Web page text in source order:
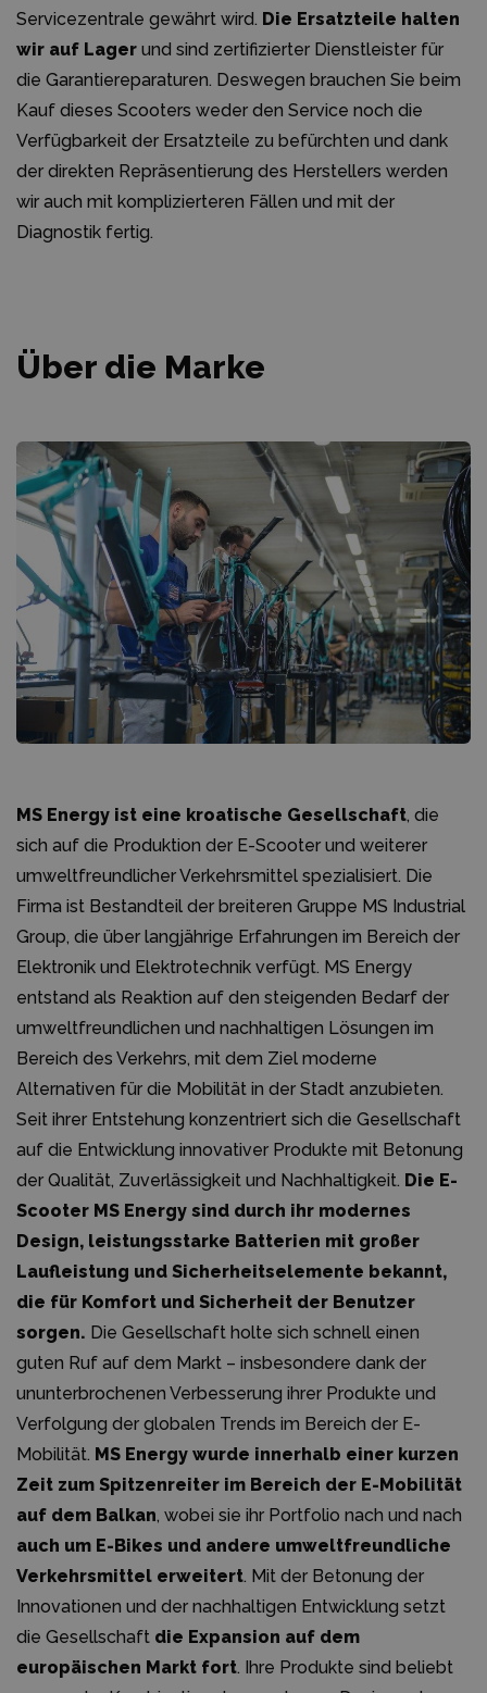
Servicezentrale gewährt wird. Die Ersatzteile halten
wir auf Lager und sind zertifizierter Dienstleister für
die Garantiereparaturen. Deswegen brauchen Sie beim
Kauf dieses Scooters weder den Service noch die
Verfügbarkeit der Ersatzteile zu befürchten und dank
der direkten Repräsentierung des Herstellers werden
wir auch mit komplizierteren Fällen und mit der
Diagnostik fertig.
Über die Marke
MS Energy ist eine kroatische Gesellschaft, die
sich auf die Produktion der E-Scooter und weiterer
umweltfreundlicher Verkehrsmittel spezialisiert. Die
Firma ist Bestandteil der breiteren Gruppe MS Industrial
Group, die über langjährige Erfahrungen im Bereich der
Elektronik und Elektrotechnik verfügt. MS Energy
entstand als Reaktion auf den steigenden Bedarf der
umweltfreundlichen und nachhaltigen Lösungen im
Bereich des Verkehrs, mit dem Ziel moderne
Alternativen für die Mobilität in der Stadt anzubieten.
Seit ihrer Entstehung konzentriert sich die Gesellschaft
auf die Entwicklung innovativer Produkte mit Betonung
der Qualität, Zuverlässigkeit und Nachhaltigkeit. Die E-
Scooter MS Energy sind durch ihr modernes
Design, leistungsstarke Batterien mit großer
Laufleistung und Sicherheitselemente bekannt,
die für Komfort und Sicherheit der Benutzer
sorgen. Die Gesellschaft holte sich schnell einen
guten Ruf auf dem Markt – insbesondere dank der
ununterbrochenen Verbesserung ihrer Produkte und
Verfolgung der globalen Trends im Bereich der E-
Mobilität. MS Energy wurde innerhalb einer kurzen
Zeit zum Spitzenreiter im Bereich der E-Mobilität
auf dem Balkan, wobei sie ihr Portfolio nach und nach
auch um E-Bikes und andere umweltfreundliche
Verkehrsmittel erweitert. Mit der Betonung der
Innovationen und der nachhaltigen Entwicklung setzt
die Gesellschaft die Expansion auf dem
europäischen Markt fort. Ihre Produkte sind beliebt